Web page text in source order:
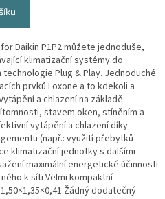
Daikin P1P2 můžete jednoduše,
klimatizační systémy do
Plug & Play. Jednoduché
prvků Loxone a to kdekoli a
a chlazení na základě
stavem oken, stíněním a
vytápění a chlazení díky
(např.: využití přebytků
klimatizační jednotky s dalšími
maximální energetické účinnosti
k síti Velmi kompaktní
Žádný dodatečný